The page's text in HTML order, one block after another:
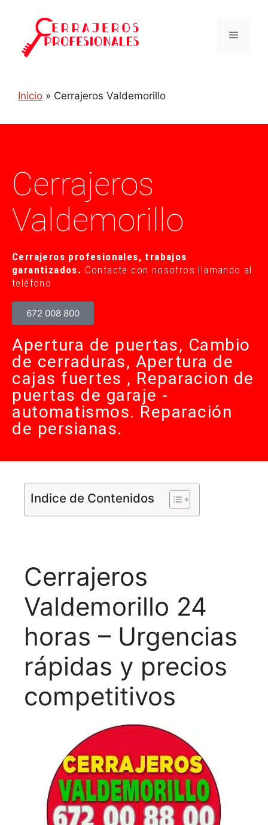
Inicio » Cerrajeros Valdemorillo
Cerrajeros
Valdemorillo
Cerrajeros profesionales, trabajos
garantizados. Contacte con nosotros llamando al
teléfono
672 008 800
Apertura de puertas, Cambio
de cerraduras, Apertura de
cajas fuertes , Reparacion de
puertas de garaje -
automatismos. Reparación
de persianas.
Indice de Contenidos
Cerrajeros
Valdemorillo 24
horas – Urgencias
rápidas y precios
competitivos